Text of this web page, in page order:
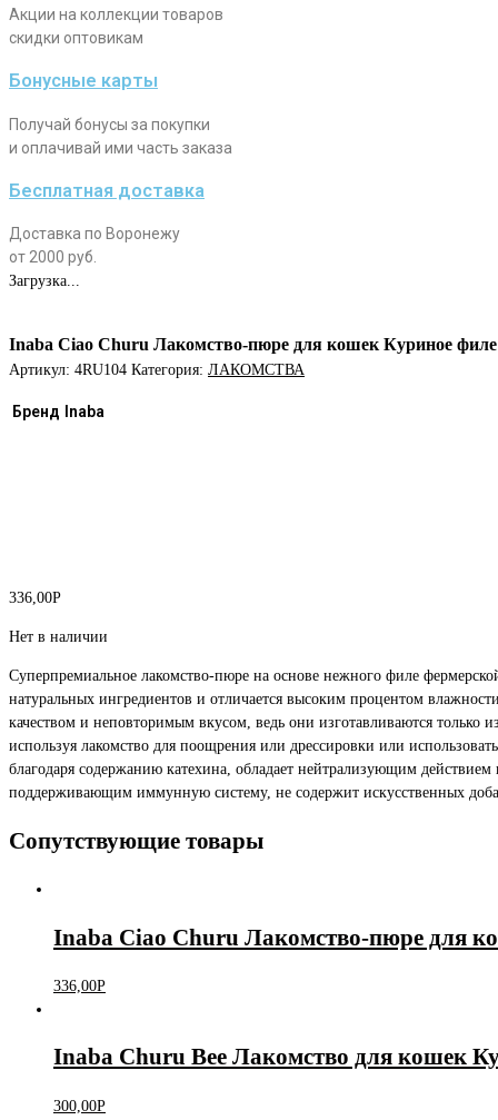
Акции на коллекции товаров
скидки оптовикам
Бонусные карты
Получай бонусы за покупки
и оплачивай ими часть заказа
Бесплатная доставка
Доставка по Воронежу
от 2000 руб.
Загрузка...
Inaba Ciao Churu Лакомство-пюре для кошек Куриное
Артикул: 4RU104 Категория: ЛАКОМСТВА
Бренд Inaba
336,00Р
Нет в наличии
Суперпремиальное лакомство-пюре на основе нежного филе
натуральных ингредиентов и отличается высоким процентом
качеством и неповторимым вкусом, ведь они изготавливаются только
используя лакомство для поощрения или дрессировки или
благодаря содержанию катехина, обладает нейтрализующим
поддерживающим иммунную систему, не содержит искусственных
Сопутствующие товары
Inaba Ciao Churu Лакомство-пюре для
336,00Р
Inaba Churu Bee Лакомство для кошек
300,00Р